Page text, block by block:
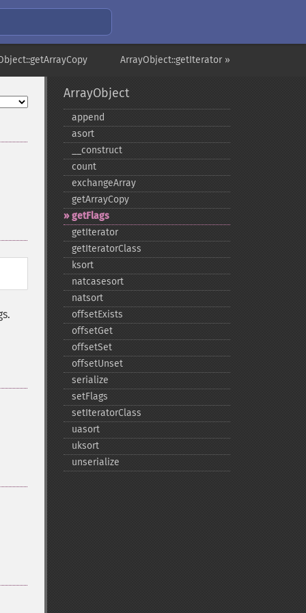
ArrayObject::getIterator »
ArrayObject
append
asort
_​_​construct
count
exchangeArray
getArrayCopy
getFlags
getIterator
getIteratorClass
ksort
natcasesort
natsort
offsetExists
offsetGet
offsetSet
offsetUnset
serialize
setFlags
setIteratorClass
uasort
uksort
unserialize